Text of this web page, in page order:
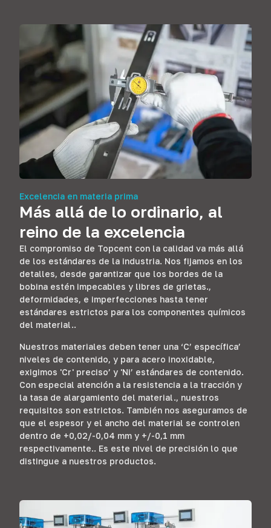
Excelencia en materia prima
Más allá de lo ordinario, al
reino de la excelencia
El compromiso de Topcent con la calidad va más allá
de los estándares de la industria. Nos fijamos en los
detalles, desde garantizar que los bordes de la
bobina estén impecables y libres de grietas.,
deformidades, e imperfecciones hasta tener
estándares estrictos para los componentes químicos
del material..
Nuestros materiales deben tener una ‘C’ específica’
niveles de contenido, y para acero inoxidable,
exigimos 'Cr' preciso’ y 'Ni’ estándares de contenido.
Con especial atención a la resistencia a la tracción y
la tasa de alargamiento del material., nuestros
requisitos son estrictos. También nos aseguramos de
que el espesor y el ancho del material se controlen
dentro de +0,02/-0,04 mm y +/-0,1 mm
respectivamente.. Es este nivel de precisión lo que
distingue a nuestros productos.